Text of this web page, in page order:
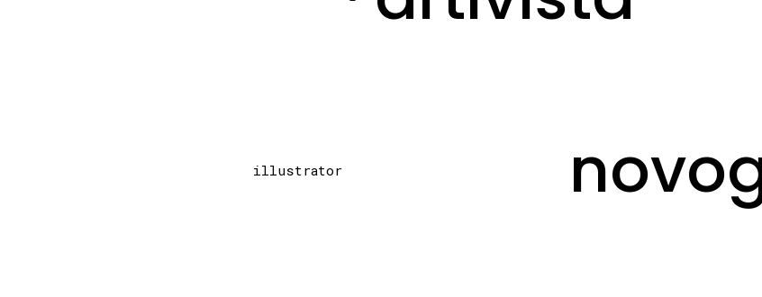
illustrator